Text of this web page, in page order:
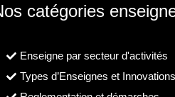
catégories
Enseigne par secteur d'activités
Types d’Enseignes et